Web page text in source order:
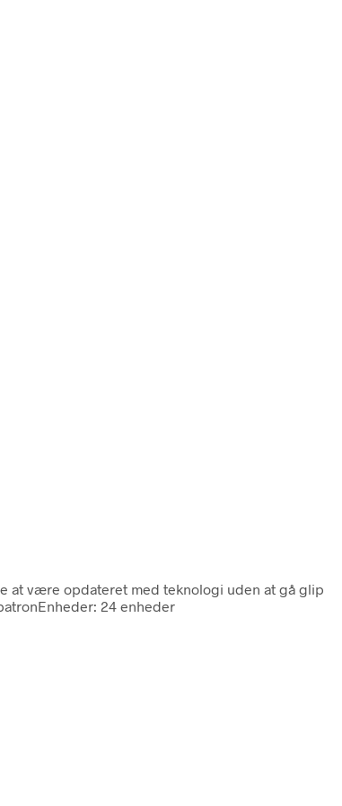
at være opdateret med teknologi uden at gå glip
24 enheder